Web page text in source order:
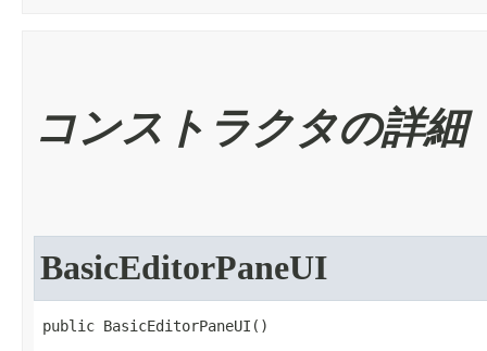
コンストラクタの詳細
BasicEditorPaneUI
public BasicEditorPaneUI​()